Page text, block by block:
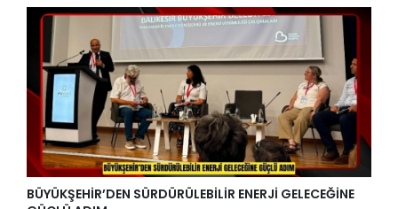
BÜYÜKŞEHİR’DEN SÜRDÜRÜLEBİLİR ENERJİ GELECEĞİNE